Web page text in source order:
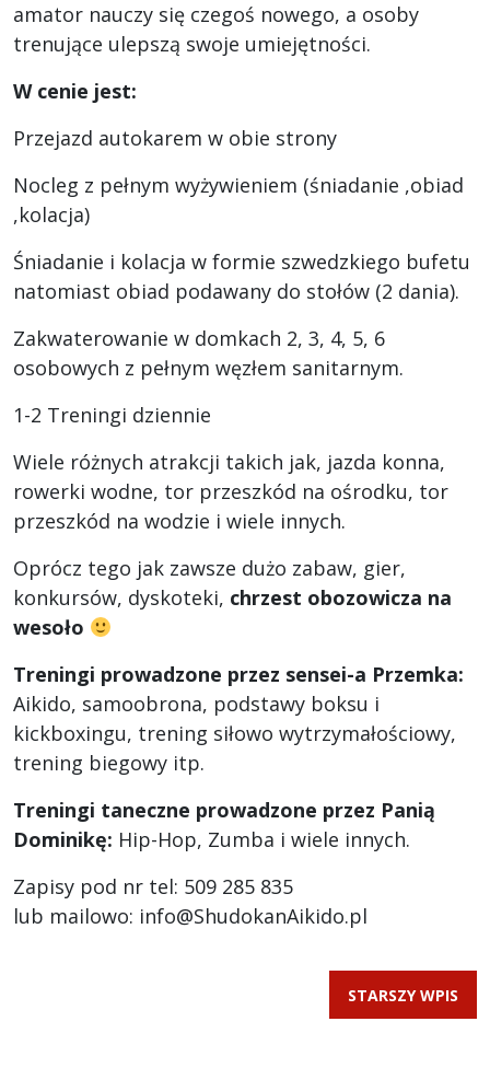
amator nauczy się czegoś nowego, a osoby
trenujące ulepszą swoje umiejętności.
W cenie jest:
Przejazd autokarem w obie strony
Nocleg z pełnym wyżywieniem (śniadanie ,obiad
,kolacja)
Śniadanie i kolacja w formie szwedzkiego bufetu
natomiast obiad podawany do stołów (2 dania).
Zakwaterowanie w domkach 2, 3, 4, 5, 6
osobowych z pełnym węzłem sanitarnym.
1-2 Treningi dziennie
Wiele różnych atrakcji takich jak, jazda konna,
rowerki wodne, tor przeszkód na ośrodku, tor
przeszkód na wodzie i wiele innych.
Oprócz tego jak zawsze dużo zabaw, gier,
konkursów, dyskoteki, chrzest obozowicza na
wesoło
Treningi prowadzone przez sensei-a Przemka:
Aikido, samoobrona, podstawy boksu i
kickboxingu, trening siłowo wytrzymałościowy,
trening biegowy itp.
Treningi taneczne prowadzone przez Panią
Dominikę: Hip-Hop, Zumba i wiele innych.
Zapisy pod nr tel: 509 285 835
lub mailowo: info@ShudokanAikido.pl
STARSZY WPIS